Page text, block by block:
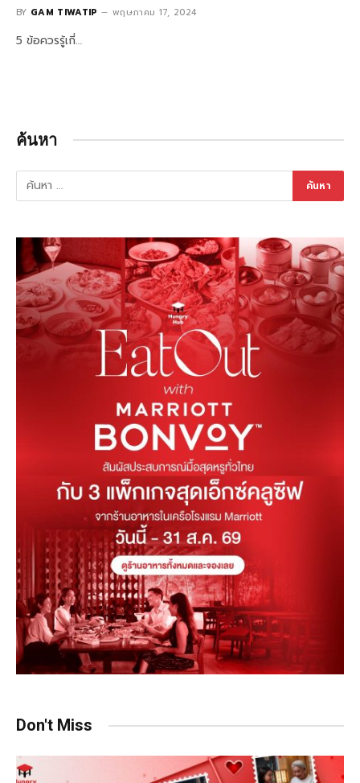
BY GAM TIWATIP พฤษภาคม 17, 2024
5 ข้อควรรู้เกี่…
ค้นหา
Don't Miss